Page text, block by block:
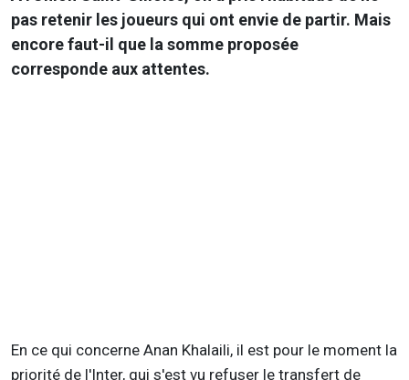
pas retenir les joueurs qui ont envie de partir. Mais
encore faut-il que la somme proposée
corresponde aux attentes.
En ce qui concerne Anan Khalaili, il est pour le moment la
priorité de l'Inter, qui s'est vu refuser le transfert de